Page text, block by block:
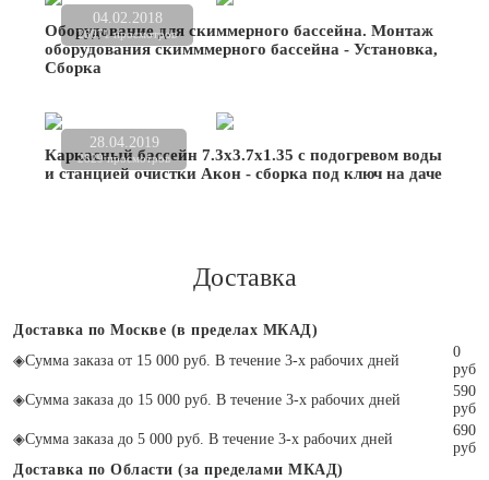
04.02.2018
26071 просмотров
Оборудование для скиммерного бассейна. Монтаж
оборудования скимммерного бассейна - Установка,
Сборка
28.04.2019
2829 просмотров
Каркасный бассейн 7.3х3.7х1.35 с подогревом воды
и станцией очистки Акон - сборка под ключ на даче
Доставка
Доставка по Москве (в пределах МКАД)
◈Сумма заказа от 15 000 руб. В течение 3-х рабочих дней
0
руб
◈Сумма заказа до 15 000 руб. В течение 3-х рабочих дней
590
руб
◈Сумма заказа до 5 000 руб. В течение 3-х рабочих дней
690
руб
Доставка по Области (за пределами МКАД)